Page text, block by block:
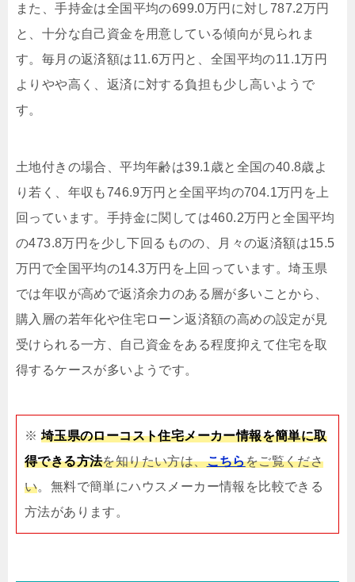
また、手持金は全国平均の699.0万円に対し787.2万円
と、十分な自己資金を用意している傾向が見られま
す。毎月の返済額は11.6万円と、全国平均の11.1万円
よりやや高く、返済に対する負担も少し高いようで
す。
土地付きの場合、平均年齢は39.1歳と全国の40.8歳よ
り若く、年収も746.9万円と全国平均の704.1万円を上
回っています。手持金に関しては460.2万円と全国平均
の473.8万円を少し下回るものの、月々の返済額は15.5
万円で全国平均の14.3万円を上回っています。埼玉県
では年収が高めで返済余力のある層が多いことから、
購入層の若年化や住宅ローン返済額の高めの設定が見
受けられる一方、自己資金をある程度抑えて住宅を取
得するケースが多いようです。
※ 埼玉県のローコスト住宅メーカー情報を簡単に取
得できる方法を知りたい方は、こちらをご覧くださ
い。無料で簡単にハウスメーカー情報を比較できる
方法があります。